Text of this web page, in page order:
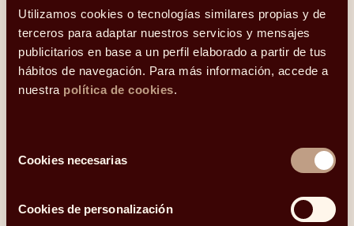
Utilizamos cookies o tecnologías similares propias y de
terceros para adaptar nuestros servicios y mensajes
publicitarios en base a un perfil elaborado a partir de tus
hábitos de navegación. Para más información, accede a
nuestra política de cookies.
deCookies necesarias
Cookies de personalización
especializada en asesoramiento financiero y gestión
de activos alineada a largo plazo con los intereses de
los clientes. El grupo Abante Asesores, constituido en
2002, firmó en 2019 una alianza estratégica con
MAPFRE para crear la plataforma independiente de
asesoramiento financiero y gestión de activos más
En la actualidad gestiona y asesora más de 14.000
millones, tiene más de 14.400 clientes y un equipo de
Barcelona, Bilbao, Logroño, Pamplona, Zaragoza,